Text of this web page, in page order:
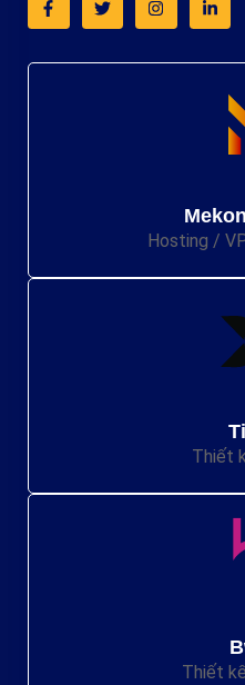
Hosting /
Thiết
Thiết